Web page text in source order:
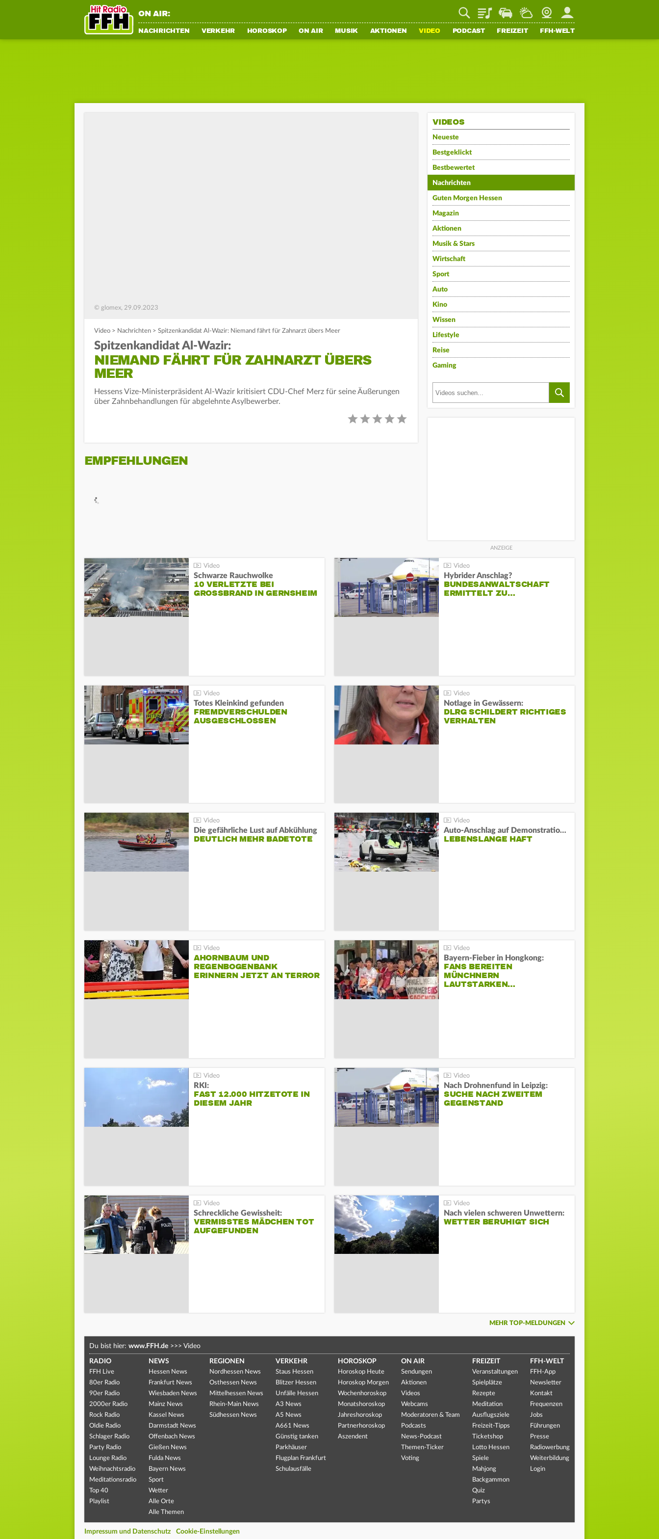
ON AIR: PlaylistStaupilotWetterWebcamMein FFH
NACHRICHTEN VERKEHR HOROSKOP ON AIR MUSIK AKTIONEN VIDEO PODCAST FREIZEIT FFH-WELT
© glomex, 29.09.2023
Video > Nachrichten > Spitzenkandidat Al-Wazir: Niemand fährt für Zahnarzt übers Meer
Spitzenkandidat Al-Wazir:
NIEMAND FÄHRT FÜR ZAHNARZT ÜBERS
MEER
Hessens Vize-Ministerpräsident Al-Wazir kritisiert CDU-Chef Merz für seine Äußerungen
über Zahnbehandlungen für abgelehnte Asylbewerber.
EMPFEHLUNGEN
VIDEOS
Neueste
Bestgeklickt
Bestbewertet
Nachrichten
Guten Morgen Hessen
Magazin
Aktionen
Musik & Stars
Wirtschaft
Sport
Auto
Kino
Wissen
Lifestyle
Reise
Gaming
Schwarze Rauchwolke
10 VERLETZTE BEI
GROSSBRAND IN GERNSHEIM
Hybrider Anschlag?
BUNDESANWALTSCHAFT
ERMITTELT ZU…
Totes Kleinkind gefunden
FREMDVERSCHULDEN
AUSGESCHLOSSEN
Notlage in Gewässern:
DLRG SCHILDERT RICHTIGES
VERHALTEN
Die gefährliche Lust auf Abkühlung
DEUTLICH MEHR BADETOTE
Auto-Anschlag auf Demonstration in München:
LEBENSLANGE HAFT
AHORNBAUM UND
REGENBOGENBANK
ERINNERN JETZT AN TERROR
Bayern-Fieber in Hongkong:
FANS BEREITEN
MÜNCHNERN
LAUTSTARKEN…
RKI:
FAST 12.000 HITZETOTE IN
DIESEM JAHR
Nach Drohnenfund in Leipzig:
SUCHE NACH ZWEITEM
GEGENSTAND
Schreckliche Gewissheit:
VERMISSTES MÄDCHEN TOT
AUFGEFUNDEN
Nach vielen schweren Unwettern:
WETTER BERUHIGT SICH
MEHR TOP-MELDUNGEN
Du bist hier: www.FFH.de >>> Video
RADIO
FFH Live
80er Radio
90er Radio
2000er Radio
Rock Radio
Oldie Radio
Schlager Radio
Party Radio
Lounge Radio
Weihnachtsradio
Meditationsradio
Top 40
Playlist
NEWS
Hessen News
Frankfurt News
Wiesbaden News
Mainz News
Kassel News
Darmstadt News
Offenbach News
Gießen News
Fulda News
Bayern News
Sport
Wetter
Alle Orte
Alle Themen
REGIONEN
Nordhessen News
Osthessen News
Mittelhessen News
Rhein-Main News
Südhessen News
VERKEHR
Staus Hessen
Blitzer Hessen
Unfälle Hessen
A3 News
A5 News
A661 News
Günstig tanken
Parkhäuser
Flugplan Frankfurt
Schulausfälle
HOROSKOP
Horoskop Heute
Horoskop Morgen
Wochenhoroskop
Monatshoroskop
Jahreshoroskop
Partnerhoroskop
Aszendent
ON AIR
Sendungen
Aktionen
Videos
Webcams
Moderatoren & Team
Podcasts
News-Podcast
Themen-Ticker
Voting
FREIZEIT
Veranstaltungen
Spielplätze
Rezepte
Meditation
Ausflugsziele
Freizeit-Tipps
Ticketshop
Lotto Hessen
Spiele
Mahjong
Backgammon
Quiz
Partys
FFH-WELT
FFH-App
Newsletter
Kontakt
Frequenzen
Jobs
Führungen
Presse
Radiowerbung
Weiterbildung
Login
Impressum und Datenschutz Cookie-Einstellungen